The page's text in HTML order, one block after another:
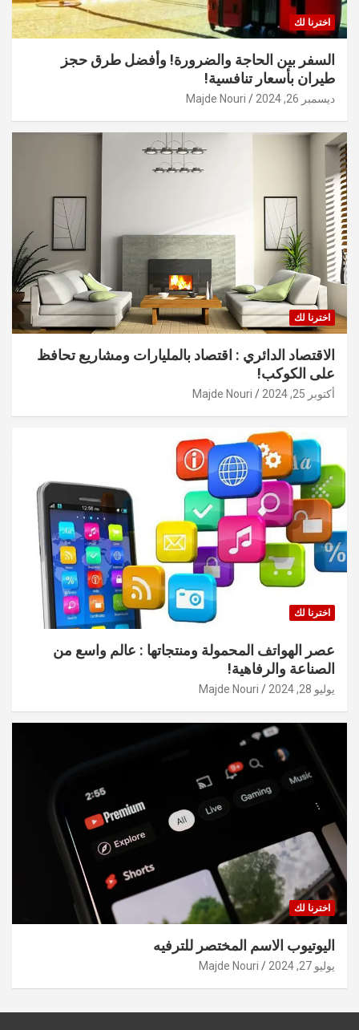
اخترنا لك
السفر بين الحاجة والضرورة! وأفضل طرق حجز
طيران بأسعار تنافسية!
ديسمبر 26, 2024 Majde Nouri
اخترنا لك
الاقتصاد الدائري : اقتصاد بالمليارات ومشاريع تحافظ
على الكوكب!
أكتوبر 25, 2024 Majde Nouri
اخترنا لك
عصر الهواتف المحمولة ومنتجاتها : عالم واسع من
الصناعة والرفاهية!
يوليو 28, 2024 Majde Nouri
اخترنا لك
اليوتيوب الاسم المختصر للترفيه
يوليو 27, 2024 Majde Nouri